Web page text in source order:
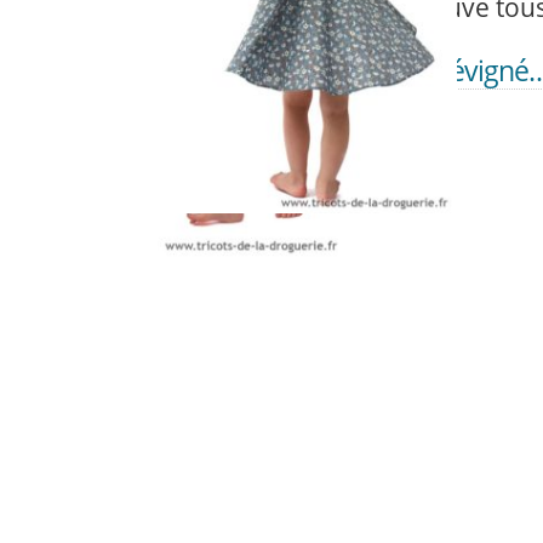
On les retrouve
En volant, Rue de
e-shop ,Modèles couture